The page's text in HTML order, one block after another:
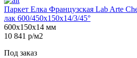
Паркет Елка Французская Lab Arte
лак 600/450х150х14/3/45°
600х150х14 мм
10 841 р/м2
Под заказ